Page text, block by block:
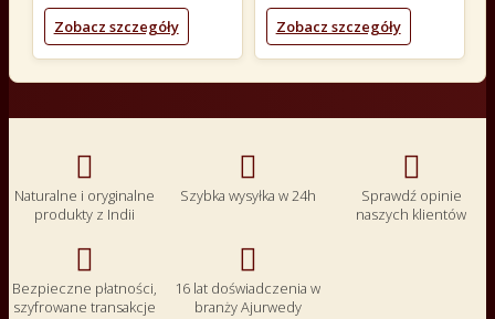
Zobacz szczegóły Zobacz szczegóły

Naturalne i oryginalne
produkty z Indii

Szybka wysyłka w 24h

Sprawdź opinie
naszych klientów

Bezpieczne płatności,
szyfrowane transakcje

16 lat doświadczenia w
branży Ajurwedy